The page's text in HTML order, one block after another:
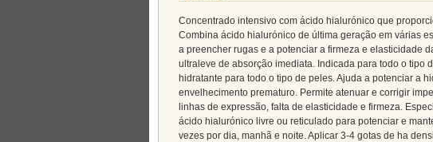
Concentrado intensivo com ácido hialurónico que
Combina ácido hialurónico de última geração em várias
a preencher rugas e a potenciar a firmeza e elasticidade
ultraleve de absorção imediata. Indicada para todo o
hidratante para todo o tipo de peles. Ajuda a potenciar a
envelhecimento prematuro. Permite atenuar e corrigir
linhas de expressão, falta de elasticidade e firmeza.
ácido hialurónico livre ou reticulado para potenciar e
vezes por dia, manhã e noite. Aplicar 3-4 gotas de ha